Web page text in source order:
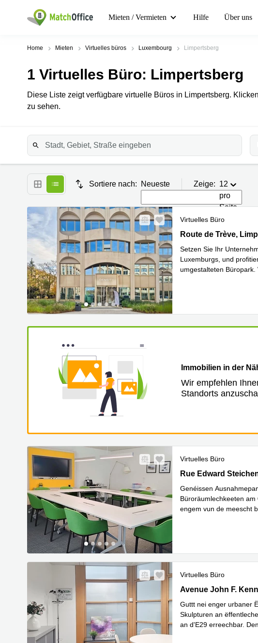
Mieten / Vermieten Hilfe Über uns
Home Mieten Virtuelles büros Luxembourg Limpertsberg
1 Virtuelles Büro: Limpertsberg
Diese Liste zeigt verfügbare virtuelle Büros in Limpertsberg.
zu sehen.
Sortiere nach: Neueste Zeige: 12
pro
Seite
Virtuelles Büro
Route de Trève
Route de Trève,
Setzen Sie Ihr
Luxemburgs, und
umgestalteten
Immobilien in der
Wir empfehlen
Standorts
Virtuelles Büro
2 Rue Edward
Rue Edward
Genéissen
Büroräumlechkeeten
engem vun de meescht
Virtuelles Büro
43 avenue John F.
Avenue John F.
Guttt nei enger urbaner
Skulpturen an
an d'E29 erreechbar.